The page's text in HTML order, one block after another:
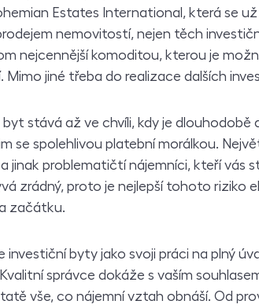
Estates International, která se
nemovitostí, nejen těch
nejcennější komoditou, kterou je
Mimo jiné třeba do realizace dalších
stává až ve chvíli, kdy je dlouhodobě
se spolehlivou platební morálkou.
jinak problematičtí nájemníci, kteří vás
zrádný, proto je nejlepší tohoto riziko
začátku.
investiční byty jako svoji práci na plný
správce dokáže s vaším
vše, co nájemní vztah obnáší. Od